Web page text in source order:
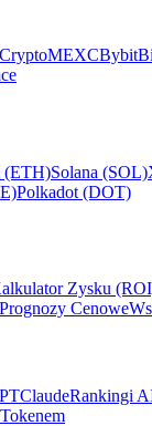
MEXCBybit
(ETH)Solana (SOL)
Polkadot (DOT)
Zysku
Prognozy Cenowe
ClaudeRankingi